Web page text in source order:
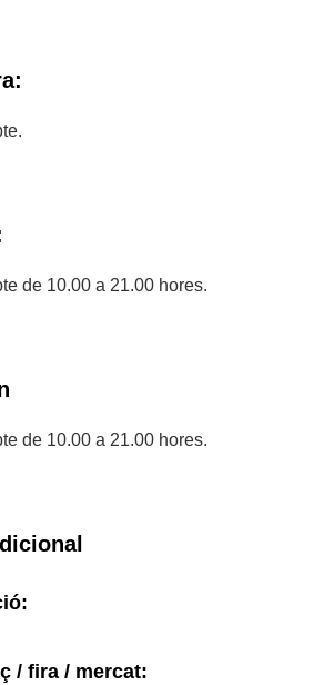
de 10.00 a 21.00 hores.
de 10.00 a 21.00 hores.
/ fira / mercat: